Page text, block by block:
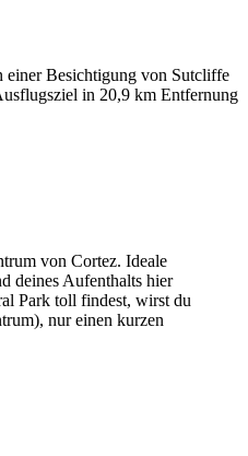
einer Besichtigung von Sutcliffe
in 20,9 km Entfernung
von Cortez. Ideale
deines Aufenthalts hier
Park toll findest, wirst du
nur einen kurzen